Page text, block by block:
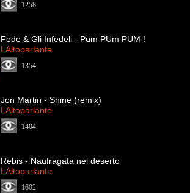
1258
Fede & Gli Infedeli - Pum PUm PUM !
LAltoparlante
1354
Jon Martin - Shine (remix)
LAltoparlante
1404
Rebis - Naufragata nel deserto
LAltoparlante
1602